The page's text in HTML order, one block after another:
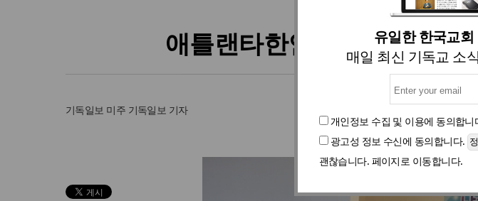
유일한 한국교
매일 최신 기독교 소
개인정보 수집 및 이용에 동의합니
광고성 정보 수신에 동의합니다.
괜찮습니다. 페이지로 이동합니다.
애틀랜타한인교회협의회,
기독일보 미주 기독일보 기자